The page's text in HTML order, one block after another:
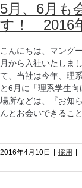
5月、6月も
す！ 2016
こんにちは、マング
月から入社いたしま
て、当社は今年、理
と6月に「理系学生
場所などは、『お知
んとお会いできる
2016年4月10日 採用